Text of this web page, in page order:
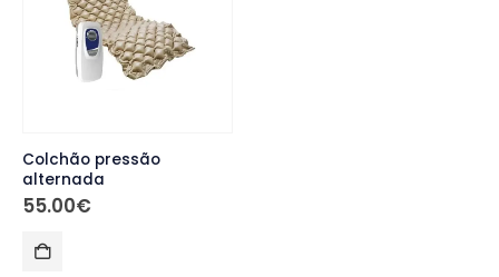
Colchão pressão
alternada
55.00€